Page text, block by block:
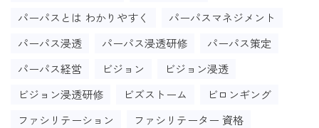
パーパスとは わかりやすく
パーパスマネジメント
パーパス浸透
パーパス浸透研修
パーパス策定
パーパス経営
ビジョン
ビジョン浸透
ビジョン浸透研修
ビズストーム
ビロンギング
ファシリテーション
ファシリテーター 資格